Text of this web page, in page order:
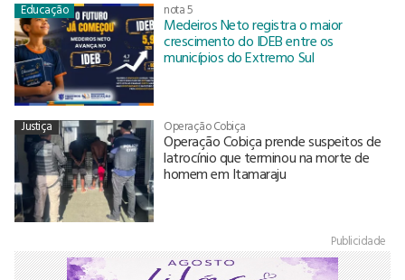
Educação nota 5
Medeiros Neto registra o maior
crescimento do IDEB entre os
municípios do Extremo Sul
Justiça Operação Cobiça
Operação Cobiça prende suspeitos de
latrocínio que terminou na morte de
homem em Itamaraju
Publicidade